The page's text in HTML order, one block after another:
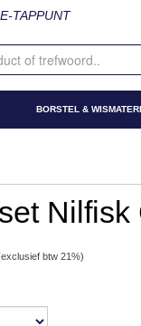
TAPPUNT
BORSTEL &
Nilfisk
btw 21%)